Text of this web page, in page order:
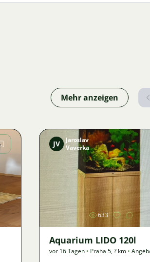
Mehr anzeigen
Bild
JV
Jaroslav
Vaverka
633
Aquarium LIDO 120l
vor 16 Tagen • Praha 5,? km •